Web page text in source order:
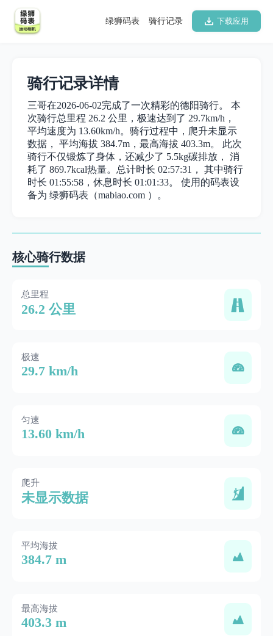
下载应用
骑行记录
绿狮码表
骑行记录详情
三哥在2026-06-02完成了一次精彩的德阳骑行。 本
次骑行总里程 26.2 公里，极速达到了 29.7km/h，
平均速度为 13.60km/h。骑行过程中，爬升未显示
数据， 平均海拔 384.7m，最高海拔 403.3m。 此次
骑行不仅锻炼了身体，还减少了 5.5kg碳排放， 消
耗了 869.7kcal热量。总计时长 02:57:31， 其中骑行
时长 01:55:58，休息时长 01:01:33。 使用的码表设
备为 绿狮码表（mabiao.com ）。
核心骑行数据
总里程
26.2 公里
极速
29.7 km/h
匀速
13.60 km/h
爬升
未显示数据
平均海拔
384.7 m
最高海拔
403.3 m